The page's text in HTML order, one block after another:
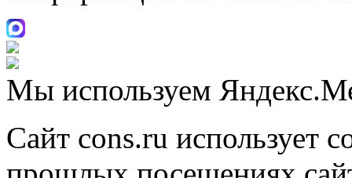
Мы используем
Сайт cons.ru использует